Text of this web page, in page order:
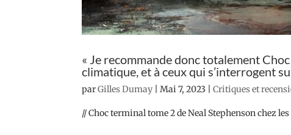
« Je recommande donc totalement
climatique, et à ceux qui s’interrogent
parGilles Dumay |Mai 7, 2023 |Critiques et
// Choc terminal tome 2 de Neal Stephenson chez